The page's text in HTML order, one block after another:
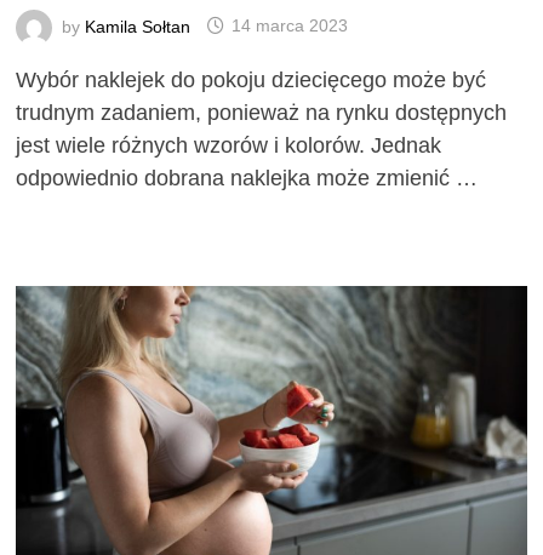
by Kamila Sołtan 14 marca 2023
Wybór naklejek do pokoju dziecięcego może być
trudnym zadaniem, ponieważ na rynku dostępnych
jest wiele różnych wzorów i kolorów. Jednak
odpowiednio dobrana naklejka może zmienić …